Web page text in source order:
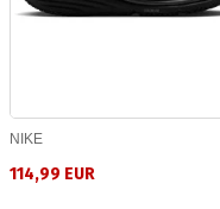
NIKE
114,99 EUR